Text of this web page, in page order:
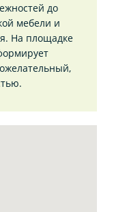
до
мебели и
На площадке